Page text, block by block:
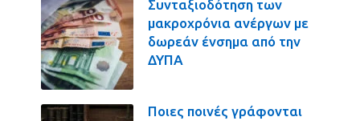
Συνταξιοδότηση των
μακροχρόνια ανέργων με
δωρεάν ένσημα από την
ΔΥΠΑ
Ποιες ποινές γράφονται